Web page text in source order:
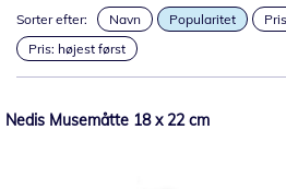
Sorter efter: Navn Popularitet
Pris: højest først
Nedis Musemåtte 18 x 22 cm